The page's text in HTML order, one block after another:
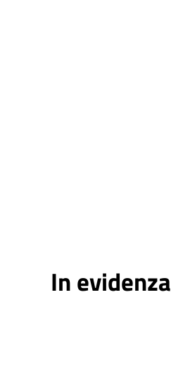
In evidenza